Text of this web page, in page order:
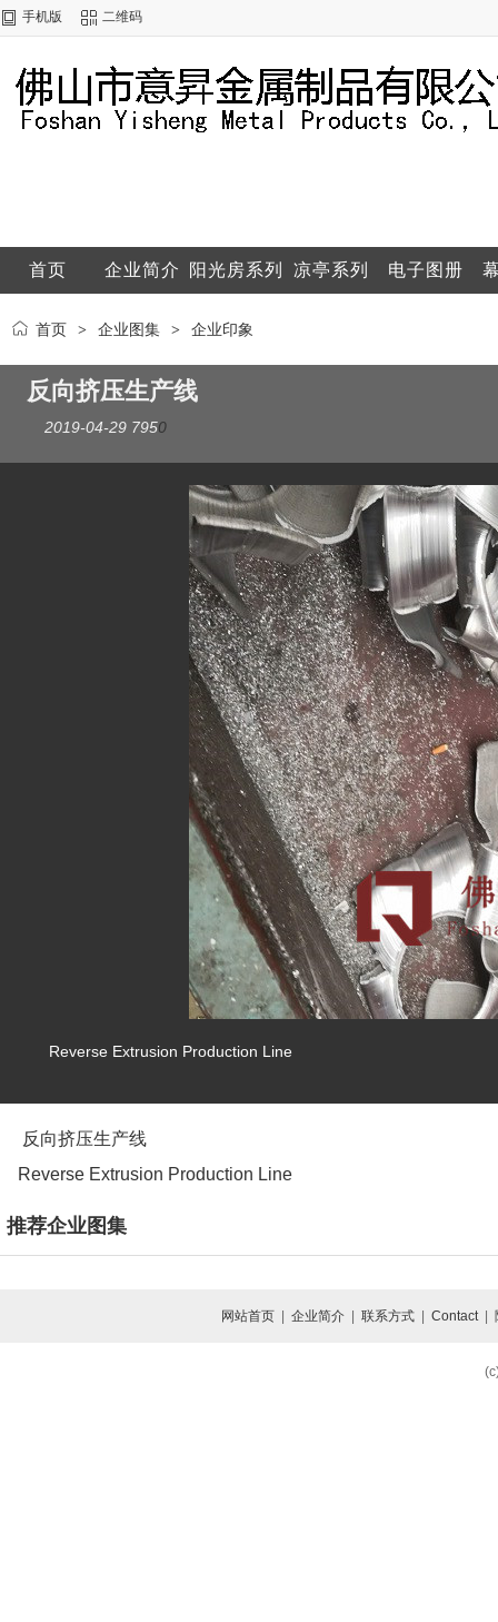
手机版 二维码
首页 企业简介 阳光房系列 凉亭系列 电子图册
联系方式
首页 > 企业图集 > 企业印象
反向挤压生产线
2019-04-29 7950
Reverse Extrusion Production Line
反向挤压生产线
Reverse Extrusion Production Line
推荐企业图集
网站首页| 企业简介| 联系方式| Contact|